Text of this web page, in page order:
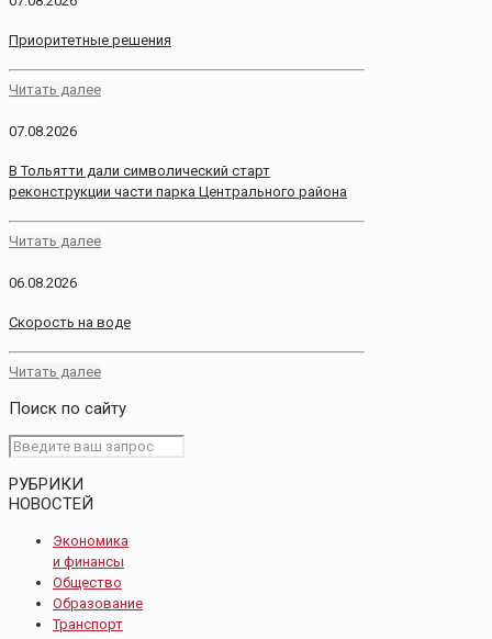
Приоритетные решения
Читать далее
07.08.2026
В Тольятти дали символический старт
реконструкции части парка Центрального района
Читать далее
06.08.2026
Скорость на воде
Читать далее
Поиск по сайту
РУБРИКИ
НОВОСТЕЙ
Экономика
и финансы
Общество
Образование
Транспорт